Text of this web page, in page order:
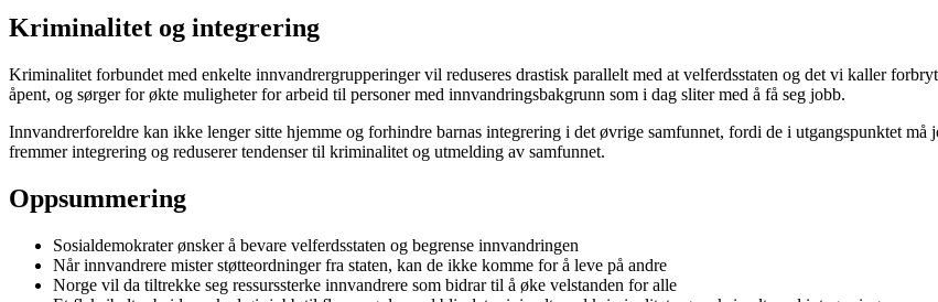
Kriminalitet og integrering
Kriminalitet forbundet med enkelte innvandrergrupperinger vil reduseres drastisk parallelt med at velferdsstaten og det vi kaller
åpent, og sørger for økte muligheter for arbeid til personer med innvandringsbakgrunn som i dag sliter med å få seg jobb.
Innvandrerforeldre kan ikke lenger sitte hjemme og forhindre barnas integrering i det øvrige samfunnet, fordi de i utgangspunktet
fremmer integrering og reduserer tendenser til kriminalitet og utmelding av samfunnet.
Oppsummering
Sosialdemokrater ønsker å bevare velferdsstaten og begrense innvandringen
Når innvandrere mister støtteordninger fra staten, kan de ikke komme for å leve på andre
Norge vil da tiltrekke seg ressurssterke innvandrere som bidrar til å øke velstanden for alle